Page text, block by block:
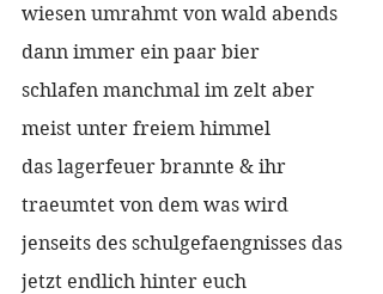
wiesen umrahmt von wald abends
dann immer ein paar bier
schlafen manchmal im zelt aber
meist unter freiem himmel
das lagerfeuer brannte & ihr
traeumtet von dem was wird
jenseits des schulgefaengnisses das
jetzt endlich hinter euch